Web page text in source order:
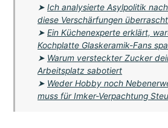
➤Ich analysierte Asylpolitik
diese Verschärfungen
➤Ein Küchenexperte erklärt,
Kochplatte Glaskeramik-Fans
➤ Warum versteckter Zucker
Arbeitsplatz sabotiert
➤ Weder Hobby noch
muss für Imker-Verpachtung